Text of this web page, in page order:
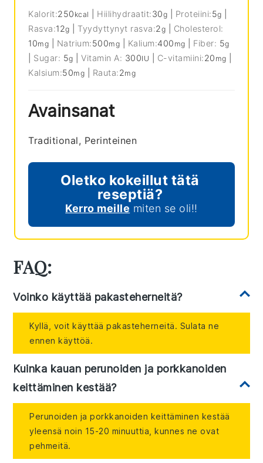
Kalorit:250 kcal Hiilihydraatit:30g Proteiini:5g
Rasva:12g Tyydyttynyt rasva:2g
Cholesterol:
10mg Natrium:500mg Kalium:400 mg Fiber: 5g
Sugar: 5g |Vitamin A: 300IU C-vitamiini:20 mg
Kalsium:50mg Rauta:2mg
Avainsanat
Traditional, Perinteinen
Oletko kokeillut tätä
reseptiä?
Kerro meille miten se oli!!
FAQ:
Voinko käyttää pakasteherneitä?
Kyllä, voit käyttää pakasteherneitä. Sulata ne
ennen käyttöä.
Kuinka kauan perunoiden ja porkkanoiden
keittäminen kestää?
Perunoiden ja porkkanoiden keittäminen kestää
yleensä noin 15-20 minuuttia, kunnes ne ovat
pehmeitä.